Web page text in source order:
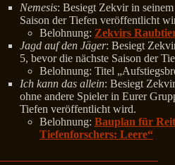
Nemesis: Besiegt Zekvir in
Saison der Tiefen veröffentlicht
Belohnung: Zekvirs
Jagd auf den Jäger: Besiegt
5, bevor die nächste Saison der
Belohnung: Titel
Ich kann das allein: Besiegt
ohne andere Spieler in Eurer
Tiefen veröffentlicht wird.
Belohnung: Bauplan für
Tiefenforschers: Leere“